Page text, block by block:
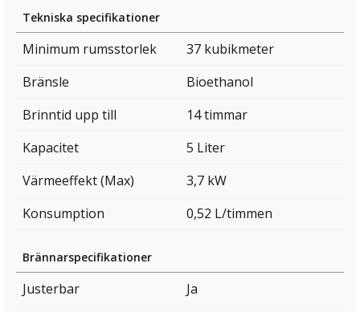
Tekniska specifikationer
Minimum rumsstorlek
37 kubikmeter
Bränsle
Bioethanol
Brinntid upp till
14 timmar
Kapacitet
5 Liter
Värmeeffekt (Max)
3,7 kW
Konsumption
0,52 L/timmen
Brännarspecifikationer
Justerbar
Ja